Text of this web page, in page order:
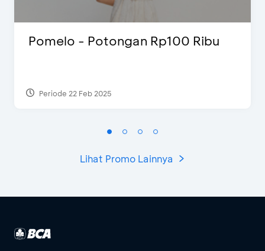
Pomelo - Potongan Rp100 Ribu
Periode 22 Feb 2025
Lihat Promo Lainnya